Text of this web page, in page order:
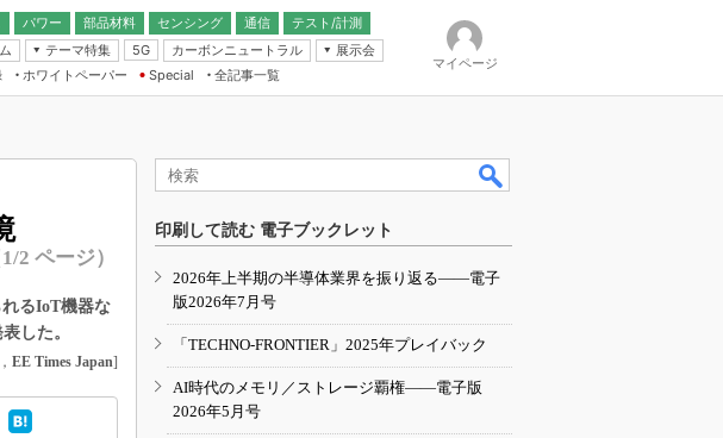
パワー 部品材料 センシング
通信
無線
テスト/計測
テーマ特集
5G カーボンニュートラル
展示会
IoT・エッジコンピューティング
EXPO
TECHNO-FRONTIER
人とくるま展
ホワイトペーパー
Special
全記事一覧
マイページ
1/2 ページ）
るIoT機器な
した。
， EE Times Japan]
印刷して読む 電子ブックレット
2026年上半期の半導体業界を振り返る――電子
版2026年7月号
「TECHNO-FRONTIER」2025年プレイバック
AI時代のメモリ／ストレージ覇権――電子版
2026年5月号